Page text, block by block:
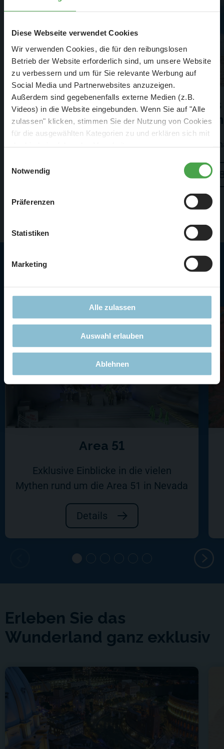
Diese Webseite verwendet Cookies
Wir verwenden Cookies, die für den reibungslosen
Betrieb der Website erforderlich sind, um unsere Website
zu verbessern und um für Sie relevante Werbung auf
Social Media und Partnerwebsites anzuzeigen.
Außerdem sind gegebenenfalls externe Medien (z.B.
Videos) in die Website eingebunden. Wenn Sie auf "Alle
zulassen" klicken, stimmen Sie der Nutzung von Cookies
für die ausgewählten Kategorien zu und erklären sich mit
diese Einstellungen jederzeit über die Schaltfläche
zustimmen, beschränken wir uns auf die technisch
notwendigen Cookies. Weitere Informationen finden Sie in
Notwendig
Präferenzen
Statistiken
Marketing
Alle zulassen
Auswahl erlauben
Ablehnen
Amerika
Amerika hat noch mehr zu bieten
Area 51
Exklusive Einblicke in die vielen
Mythen rund um die Area 51 in Nevada
Details
Erleben Sie das
Wunderland ganz exklusiv